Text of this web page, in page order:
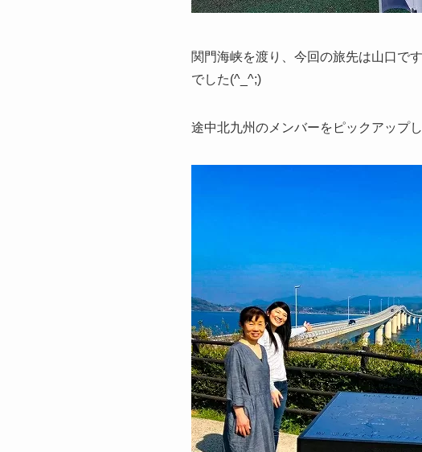
関門海峡を渡り、今回の旅先は山口で
でした(^_^;)
途中北九州のメンバーをピックアップ